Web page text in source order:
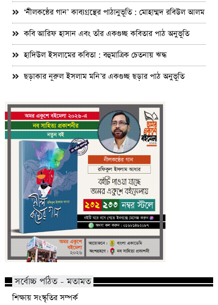
‘নীলকন্ঠের গান’ কাব্যগ্রন্থের পাঠানুভূতি : মোহাম্মদ রবিউল আলম
কবি আরিফ হাসান এবং তাঁর একগুচ্ছ কবিতার পাঠ অনুভূতি
হাদিউল ইসলামের কবিতা : বহুমাত্রিক চেতনায় ঋদ্ধ
ছড়াকার নূরুল ইসলাম মনি’র একগুচ্ছ ছড়ার পাঠ অনুভূতি
সর্বোচ্চ পঠিত - মতামত
শিক্ষায় সংস্কৃতির সম্পর্ক